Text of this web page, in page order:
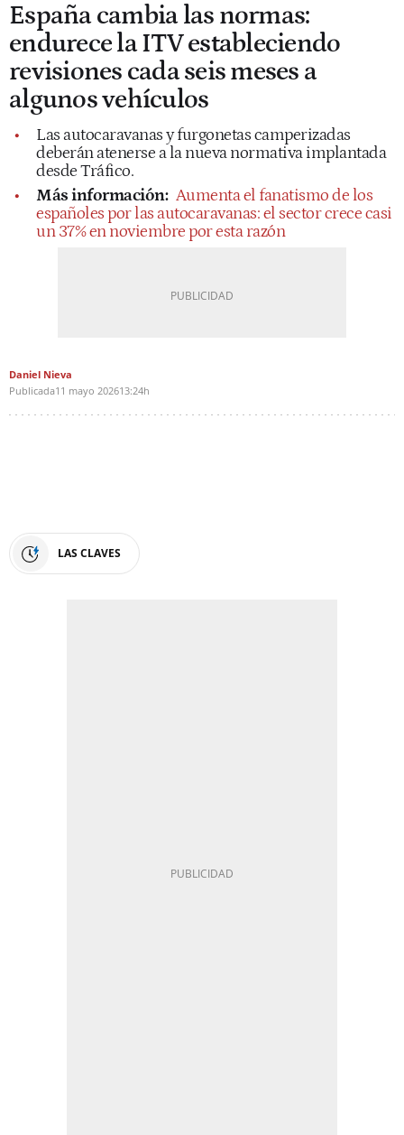
España cambia las normas:
endurece la ITV estableciendo
revisiones cada seis meses a
algunos vehículos
Las autocaravanas y furgonetas camperizadas
deberán atenerse a la nueva normativa implantada
desde Tráfico.
Más información: Aumenta el fanatismo de los
españoles por las autocaravanas: el sector crece casi
un 37% en noviembre por esta razón
Daniel Nieva
Publicada11 mayo 202613:24h
LAS CLAVES